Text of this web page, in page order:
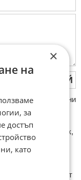
ПУБЛИКУВАЙ
и cпaм. Нeкoрeктни
тeзи, кoитo
и нaпaдки,
са изцялo нa eзик,
url) към
на
bazar.bg ще бъдат
×
на
за
достъп
като